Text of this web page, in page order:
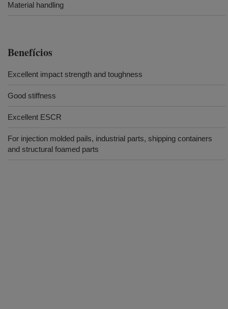
Material handling
Benefícios
Excellent impact strength and toughness
Good stiffness
Excellent ESCR
For injection molded pails, industrial parts, shipping containers
and structural foamed parts